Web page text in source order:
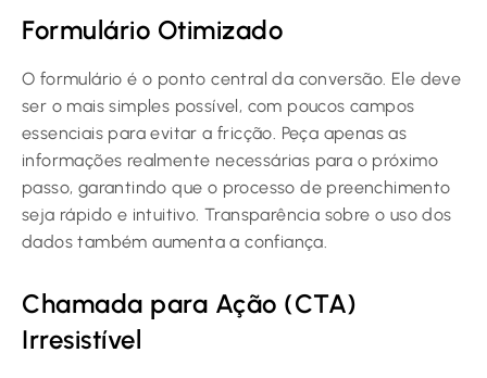
Formulário Otimizado
O formulário é o ponto central da conversão. Ele deve
ser o mais simples possível, com poucos campos
essenciais para evitar a fricção. Peça apenas as
informações realmente necessárias para o próximo
passo, garantindo que o processo de preenchimento
seja rápido e intuitivo. Transparência sobre o uso dos
dados também aumenta a confiança.
Chamada para Ação (CTA)
Irresistível